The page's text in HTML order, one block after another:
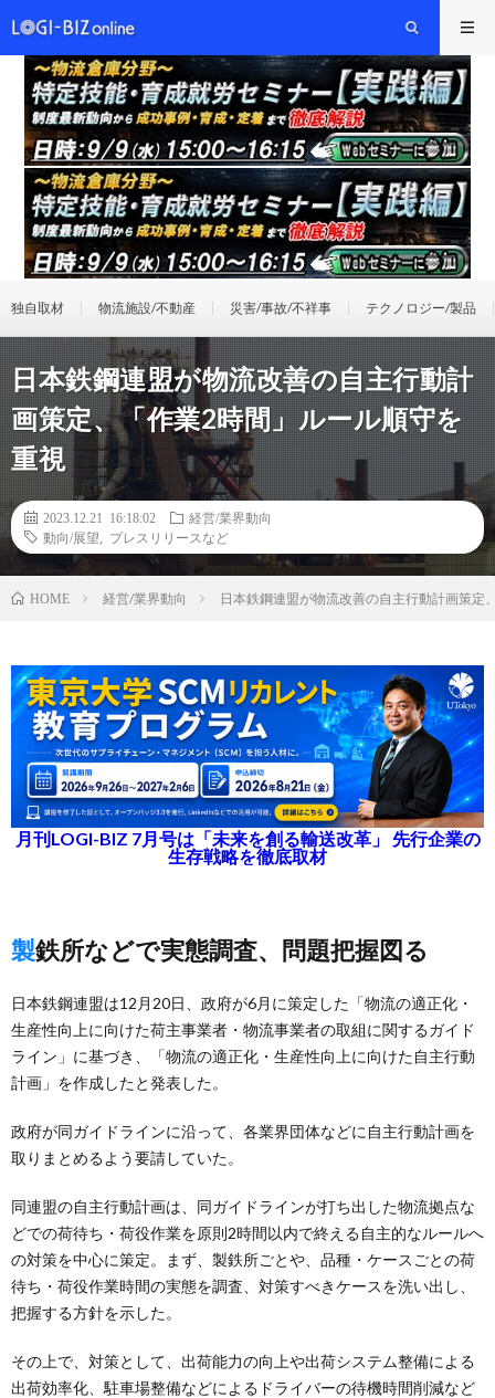
独自取材 物流施設/不動産 災害/事故/不祥事 テクノロジー/製品
日本鉄鋼連盟が物流改善の自主行動計
画策定、「作業2時間」ルール順守を
重視
2023.12.21 16:18:02
経営/業界動向
動向/展望
プレスリリースなど
HOME 経営/業界動向 日本鉄鋼連盟が物流改善の自主行動計画策定
月刊LOGI-BIZ 7月号は「未来を創る輸送改革」 先行企業の
生存戦略を徹底取材
製鉄所などで実態調査、問題把握図る
日本鉄鋼連盟は12月20日、政府が6月に策定した「物流の適正化・
生産性向上に向けた荷主事業者・物流事業者の取組に関するガイド
ライン」に基づき、「物流の適正化・生産性向上に向けた自主行動
計画」を作成したと発表した。
政府が同ガイドラインに沿って、各業界団体などに自主行動計画を
取りまとめるよう要請していた。
同連盟の自主行動計画は、同ガイドラインが打ち出した物流拠点な
どでの荷待ち・荷役作業を原則2時間以内で終える自主的なルールへ
の対策を中心に策定。まず、製鉄所ごとや、品種・ケースごとの荷
待ち・荷役作業時間の実態を調査、対策すべきケースを洗い出し、
把握する方針を示した。
その上で、対策として、出荷能力の向上や出荷システム整備による
出荷効率化、駐車場整備などによるドライバーの待機時間削減など